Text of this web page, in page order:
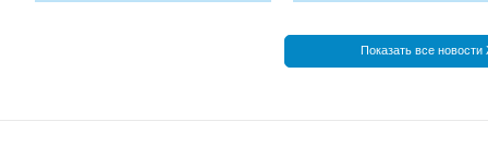
Показать все